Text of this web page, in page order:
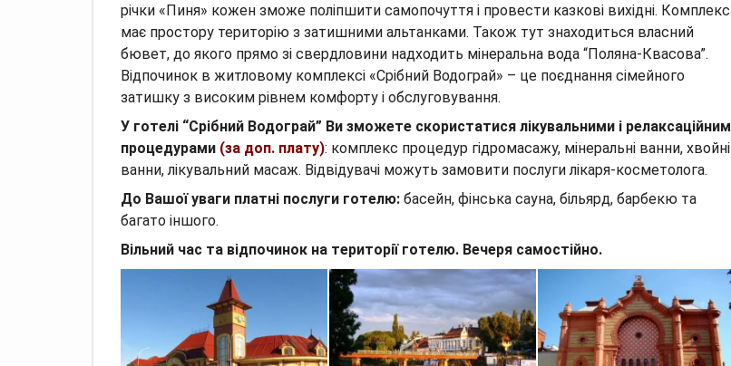
річки «Пиня» кожен зможе поліпшити самопочуття і провести казкові вихідні. Комплекс
має простору територію з затишними альтанками. Також тут знаходиться власний
бювет, до якого прямо зі свердловини надходить мінеральна вода “Поляна-Квасова”.
Відпочинок в житловому комплексі «Срібний Водограй» – це поєднання сімейного
затишку з високим рівнем комфорту і обслуговування.
У готелі “Срібний Водограй” Ви зможете скористатися лікувальними і релаксаційним
процедурами (за доп. плату): комплекс процедур гідромасажу, мінеральні ванни, хвойні
ванни, лікувальний масаж. Відвідувачі можуть замовити послуги лікаря-косметолога.
До Вашої уваги платні послуги готелю: басейн, фінська сауна, більярд, барбекю та
багато іншого.
Вільний час та відпочинок на території готелю. Вечеря самостійно.